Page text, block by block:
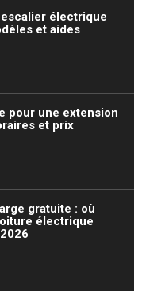
électrique
et aides
pour une extension
et prix
gratuite : où
électrique